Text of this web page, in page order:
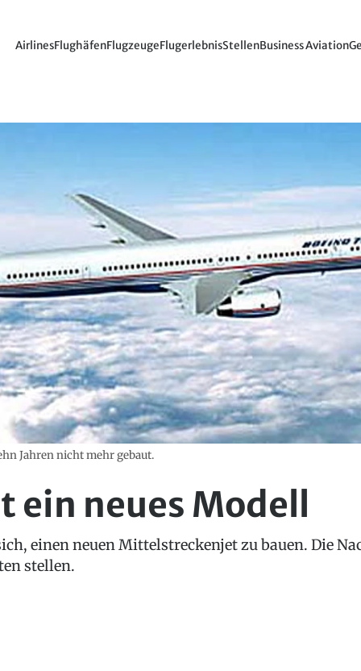
AirlinesFlughäfenFlugzeugeFlugerlebnisStellenBusiness Aviation
Jahren nicht mehr gebaut.
ein neues Modell
einen neuen Mittelstreckenjet zu bauen. Die
stellen.